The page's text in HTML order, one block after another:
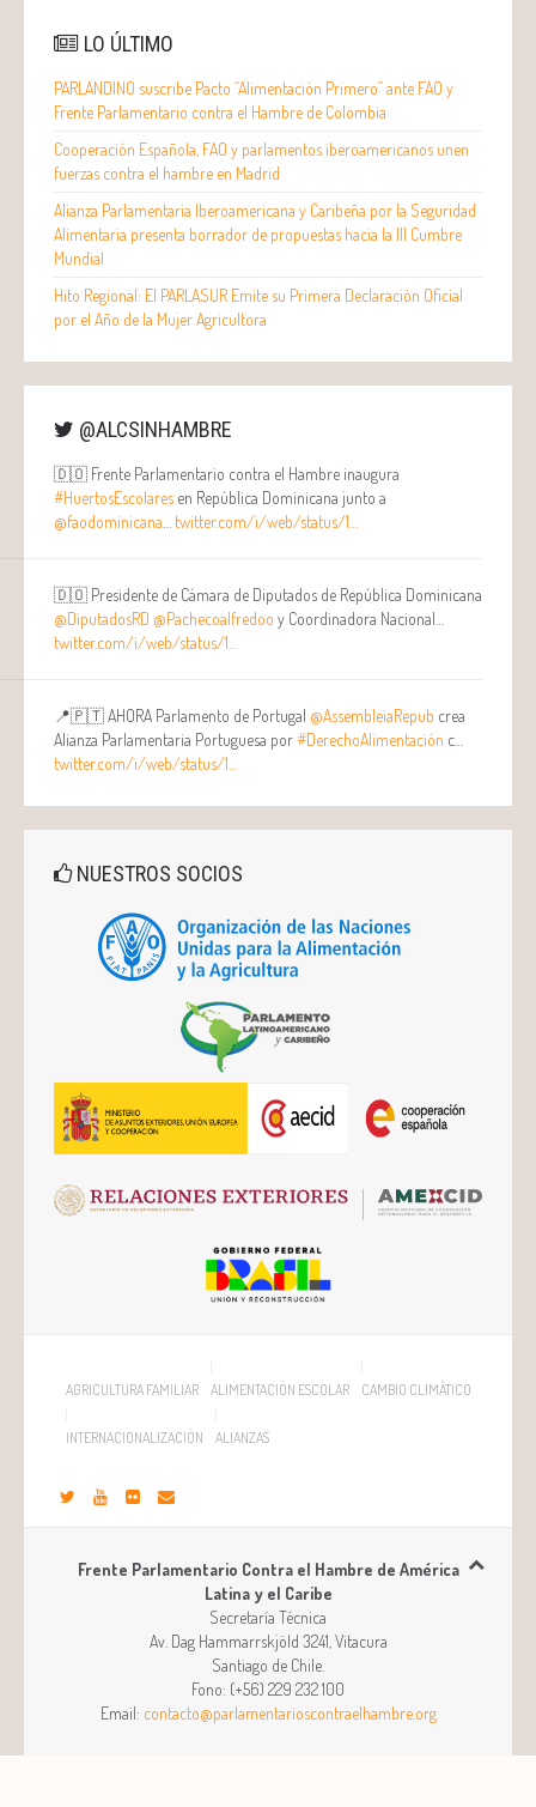
LO ÚLTIMO
PARLANDINO suscribe Pacto “Alimentación Primero” ante FAO y
Frente Parlamentario contra el Hambre de Colombia
Cooperación Española, FAO y parlamentos iberoamericanos unen
fuerzas contra el hambre en Madrid
Alianza Parlamentaria Iberoamericana y Caribeña por la Seguridad
Alimentaria presenta borrador de propuestas hacia la III Cumbre
Mundial
Hito Regional: El PARLASUR Emite su Primera Declaración Oficial
por el Año de la Mujer Agricultora
@ALCSINHAMBRE
🇩🇴 Frente Parlamentario contra el Hambre inaugura
#HuertosEscolares en República Dominicana junto a
@faodominicana
twitter.com/i/web/status/1…
🇩🇴 Presidente de Cámara de Diputados de República Dominicana
@DiputadosRD @Pachecoalfredoo y Coordinadora Nacional…
twitter.com/i/web/status/1…
📍🇵🇹 AHORA Parlamento de Portugal @AssembleiaRepub crea
Alianza Parlamentaria Portuguesa por#DerechoAlimentación c…
twitter.com/i/web/status/1…
NUESTROS SOCIOS
AGRICULTURA FAMILIAR ALIMENTACIÓN ESCOLAR CAMBIO CLIMÁTICO
INTERNACIONALIZACIÓN ALIANZAS
Frente Parlamentario Contra el Hambre de América
Latina y el Caribe
Secretaría Técnica
Av. Dag Hammarrskjöld 3241, Vitacura
Santiago de Chile
Fono: (+56) 229 232 100
Email: contacto@parlamentarioscontraelhambre.org